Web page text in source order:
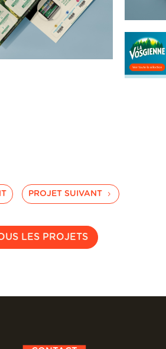
PROJET SUIVANT
LES PROJETS